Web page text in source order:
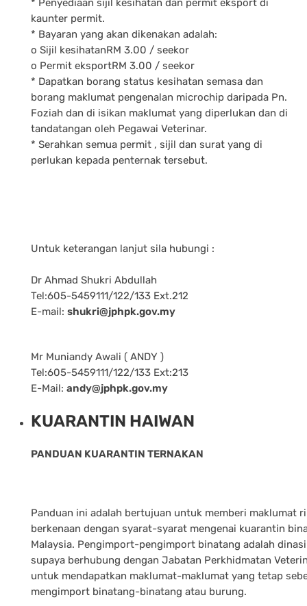
* Penyediaan sijil kesihatan dan permit eksport di
kaunter permit.
* Bayaran yang akan dikenakan adalah:
o Sijil kesihatanRM 3.00 / seekor
o Permit eksportRM 3.00 / seekor
* Dapatkan borang status kesihatan semasa dan
borang maklumat pengenalan microchip daripada Pn.
Foziah dan di isikan maklumat yang diperlukan dan di
tandatangan oleh Pegawai Veterinar.
* Serahkan semua permit , sijil dan surat yang di
perlukan kepada penternak tersebut.
Untuk keterangan lanjut sila hubungi :
Dr Ahmad Shukri Abdullah
Tel:605-5459111/122/133 Ext.212
E-mail: shukri@jphpk.gov.my
Mr Muniandy Awali ( ANDY )
Tel:605-5459111/122/133 Ext:213
E-Mail: andy@jphpk.gov.my
KUARANTIN HAIWAN
PANDUAN KUARANTIN TERNAKAN
Panduan ini adalah bertujuan untuk memberi maklumat
berkenaan dengan syarat-syarat mengenai kuarantin
Malaysia. Pengimport-pengimport binatang adalah
supaya berhubung dengan Jabatan Perkhidmatan
untuk mendapatkan maklumat-maklumat yang tetap
mengimport binatang-binatang atau burung.